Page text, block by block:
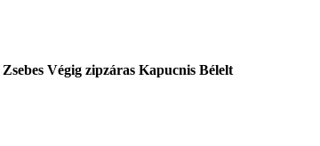
Zsebes Végig zipzáras Kapucnis Bélelt